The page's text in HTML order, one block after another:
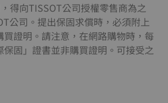
得向TISSOT公司授權零售商為之
公司。提出保固求償時，必須附上
證明。請注意，在網路購物時，每
固」證書並非購買證明。可接受之